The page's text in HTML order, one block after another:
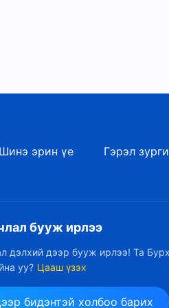
хийсэн”
Шинэ эрин үе
Гэрэл
бууж ирлээ
дэлхий дээр бууж ирлээ! Та
уу? Цааш үзэх
бидэнтэй холбоо барих